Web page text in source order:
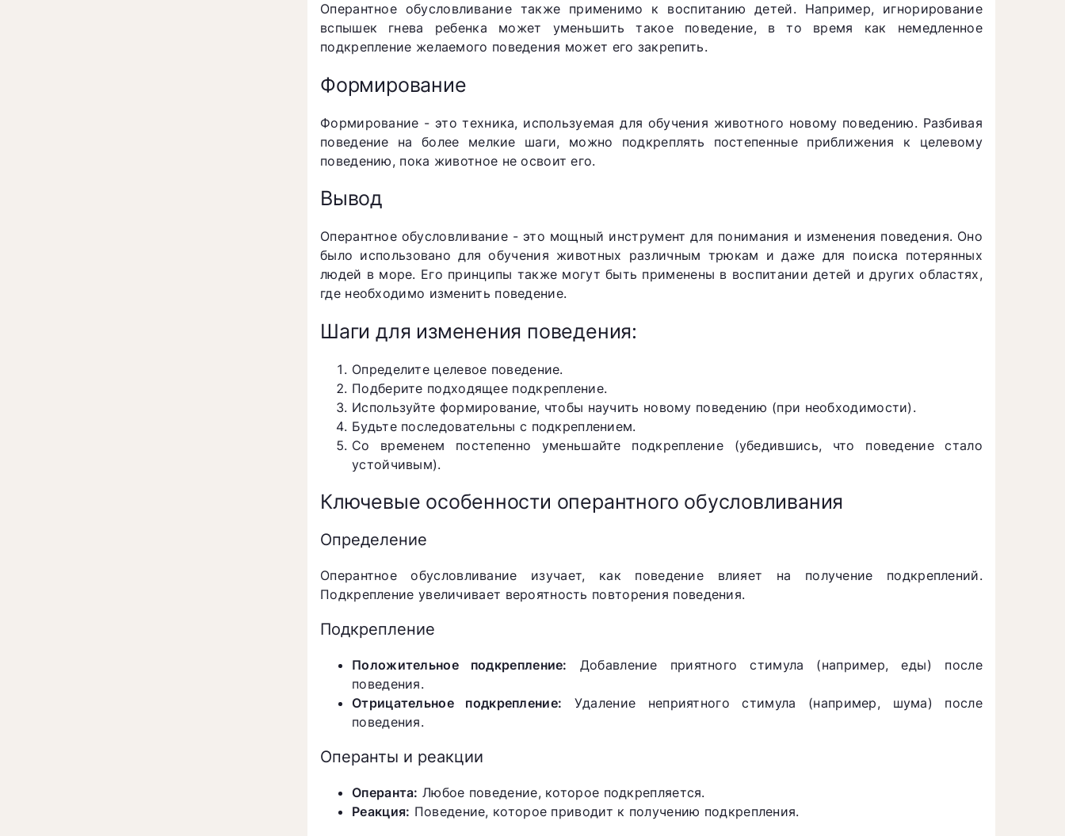
Оперантное обусловливание также применимо к воспитанию детей. Например, игнорирование
вспышек гнева ребенка может уменьшить такое поведение, в то время как немедленное
подкрепление желаемого поведения может его закрепить.
Формирование
Формирование - это техника, используемая для обучения животного новому поведению. Разбивая
поведение на более мелкие шаги, можно подкреплять постепенные приближения к целевому
поведению, пока животное не освоит его.
Вывод
Оперантное обусловливание - это мощный инструмент для понимания и изменения поведения. Оно
было использовано для обучения животных различным трюкам и даже для поиска потерянных
людей в море. Его принципы также могут быть применены в воспитании детей и других областях,
где необходимо изменить поведение.
Шаги для изменения поведения:
Определите целевое поведение.
Подберите подходящее подкрепление.
Используйте формирование, чтобы научить новому поведению (при необходимости).
Будьте последовательны с подкреплением.
Со временем постепенно уменьшайте подкрепление (убедившись, что поведение стало
устойчивым).
Ключевые особенности оперантного обусловливания
Определение
Оперантное обусловливание изучает, как поведение влияет на получение подкреплений.
Подкрепление увеличивает вероятность повторения поведения.
Подкрепление
Положительное подкрепление: Добавление приятного стимула (например, еды) после
поведения.
Отрицательное подкрепление: Удаление неприятного стимула (например, шума) после
поведения.
Операнты и реакции
Операнта: Любое поведение, которое подкрепляется.
Реакция: Поведение, которое приводит к получению подкрепления.